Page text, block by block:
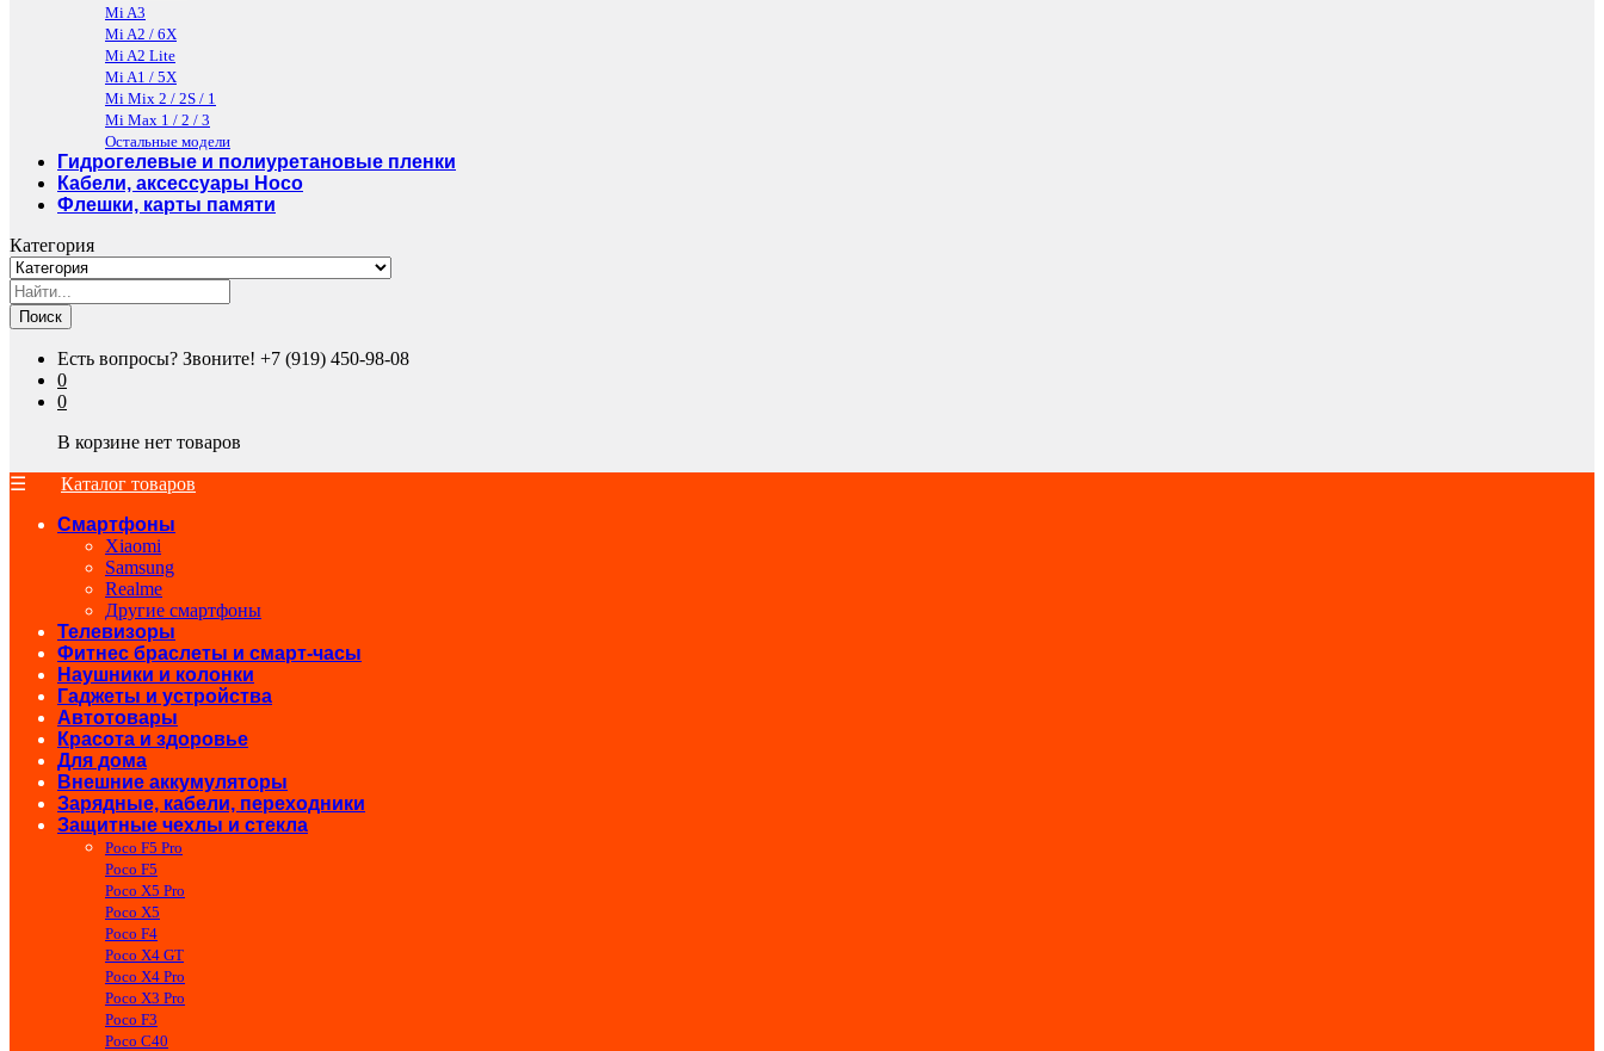
Mi A3
Mi A2 / 6X
Mi A2 Lite
Mi A1 / 5X
Mi Mix 2 / 2S / 1
Mi Max 1 / 2 / 3
Остальные модели
Гидрогелевые и полиуретановые пленки
Кабели, аксессуары Hoco
Флешки, карты памяти
Категория
Поиск
Есть вопросы? Звоните! +7 (919) 450-98-08
0
0
В корзине нет товаров
Каталог товаров
Смартфоны
Xiaomi
Samsung
Realme
Другие смартфоны
Телевизоры
Фитнес браслеты и смарт-часы
Наушники и колонки
Гаджеты и устройства
Автотовары
Красота и здоровье
Для дома
Внешние аккумуляторы
Зарядные, кабели, переходники
Защитные чехлы и стекла
Poco F5 Pro
Poco F5
Poco X5 Pro
Poco X5
Poco F4
Poco X4 GT
Poco X4 Pro
Poco X3 Pro
Poco F3
Poco C40